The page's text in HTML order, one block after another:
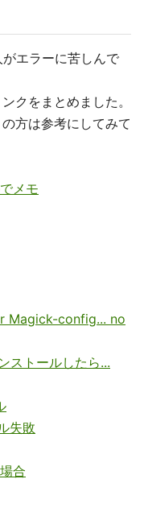
エラーに苦しんで
クをまとめました。
方は参考にしてみて
メモ
Magick-config... no
ストールしたら...
失敗
合